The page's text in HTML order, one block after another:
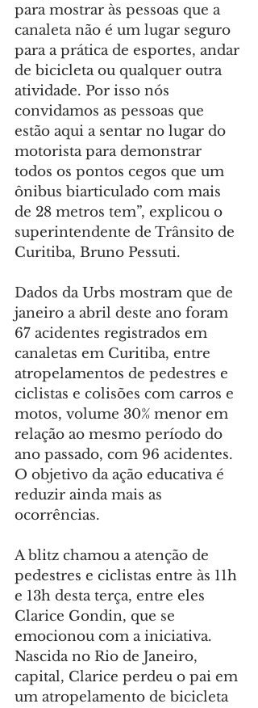
para mostrar às pessoas que a
canaleta não é um lugar seguro
para a prática de esportes, andar
de bicicleta ou qualquer outra
atividade. Por isso nós
convidamos as pessoas que
estão aqui a sentar no lugar do
motorista para demonstrar
todos os pontos cegos que um
ônibus biarticulado com mais
de 28 metros tem”, explicou o
superintendente de Trânsito de
Curitiba, Bruno Pessuti.
Dados da Urbs mostram que de
janeiro a abril deste ano foram
67 acidentes registrados em
canaletas em Curitiba, entre
atropelamentos de pedestres e
ciclistas e colisões com carros e
motos, volume 30% menor em
relação ao mesmo período do
ano passado, com 96 acidentes.
O objetivo da ação educativa é
reduzir ainda mais as
ocorrências.
A blitz chamou a atenção de
pedestres e ciclistas entre às 11h
e 13h desta terça, entre eles
Clarice Gondin, que se
emocionou com a iniciativa.
Nascida no Rio de Janeiro,
capital, Clarice perdeu o pai em
um atropelamento de bicicleta